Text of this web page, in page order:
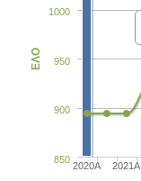
2020A 2021A
900
950
1000
850
ΕΛΟ